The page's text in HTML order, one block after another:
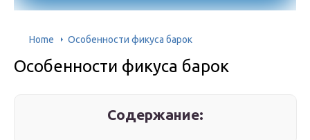
Home Особенности фикуса барок
Особенности фикуса барок
Содержание: